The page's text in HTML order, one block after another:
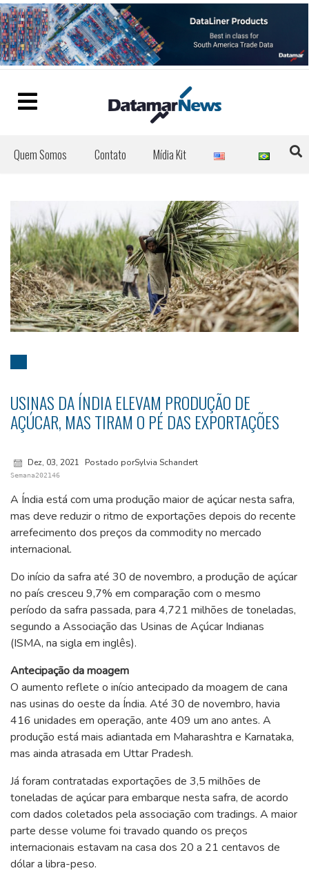
Quem Somos Contato Mídia Kit
USINAS DA ÍNDIA ELEVAM PRODUÇÃO DE
AÇÚCAR, MAS TIRAM O PÉ DAS EXPORTAÇÕES
Dez, 03, 2021 Postado porSylvia Schandert
Semana202146
A Índia está com uma produção maior de açúcar nesta safra,
mas deve reduzir o ritmo de exportações depois do recente
arrefecimento dos preços da commodity no mercado
internacional.
Do início da safra até 30 de novembro, a produção de açúcar
no país cresceu 9,7% em comparação com o mesmo
período da safra passada, para 4,721 milhões de toneladas,
segundo a Associação das Usinas de Açúcar Indianas
(ISMA, na sigla em inglês).
Antecipação da moagem
O aumento reflete o início antecipado da moagem de cana
nas usinas do oeste da Índia. Até 30 de novembro, havia
416 unidades em operação, ante 409 um ano antes. A
produção está mais adiantada em Maharashtra e Karnataka,
mas ainda atrasada em Uttar Pradesh.
Já foram contratadas exportações de 3,5 milhões de
toneladas de açúcar para embarque nesta safra, de acordo
com dados coletados pela associação com tradings. A maior
parte desse volume foi travado quando os preços
internacionais estavam na casa dos 20 a 21 centavos de
dólar a libra-peso.